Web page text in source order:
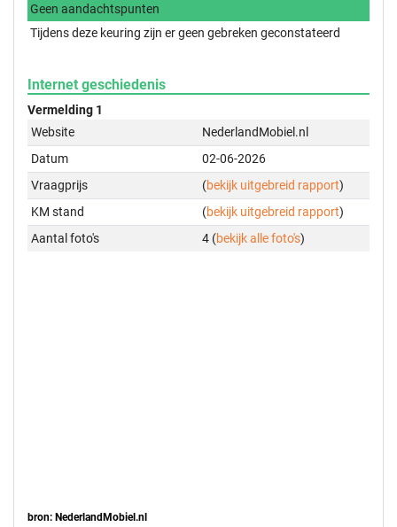
Geen aandachtspunten
Tijdens deze keuring zijn er geen gebreken geconstateerd
Internet geschiedenis
Vermelding 1
Website
NederlandMobiel.nl
Datum
02-06-2026
Vraagprijs
(bekijk uitgebreid rapport)
KM stand
(bekijk uitgebreid rapport)
Aantal foto's
4 (bekijk alle foto's)
bron: NederlandMobiel.nl